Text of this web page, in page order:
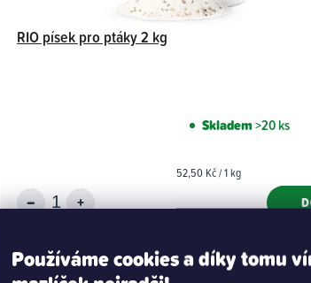
Používáme cookies a díky tomu
RIO písek pro ptáky 2 kg
Skladem>20 ks
Měrná
52,50 Kč / 1 kg